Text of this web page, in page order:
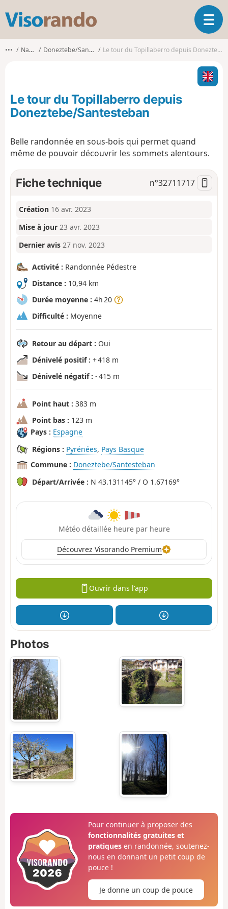
s
o
o
O
u
i
r
l
g
t
••• Navarre Doneztebe/Santesteban Le tour du Topillaberro depuis Doneztebe/Santesteban
Le tour du Topillaberro depuis
Doneztebe/Santesteban
Belle randonnée en sous-bois qui permet quand
même de pouvoir découvrir les sommets alentours.
Fiche technique n°32711717
Création 16 avr. 2023
Mise à jour 23 avr. 2023
Dernier avis 27 nov. 2023
Activité : Randonnée Pédestre
Distance : 10,94 km
Durée moyenne : 4h 20
Difficulté : Moyenne
Retour au départ : Oui
Dénivelé positif : + 418 m
Dénivelé négatif : - 415 m
Point haut : 383 m
Point bas : 123 m
Pays : Espagne
Régions : Pyrénées, Pays Basque
Commune : Doneztebe/Santesteban
Départ/Arrivée : N 43.131145° / O 1.67169°
Météo détaillée heure par heure
Découvrez Visorando Premium
Ouvrir dans l'app
Photos
Pour continuer à proposer des
fonctionnalités gratuites et
pratiquesen randonnée, soutenez-
nous en donnant un petit coup de
pouce !
Je donne un coup de pouce